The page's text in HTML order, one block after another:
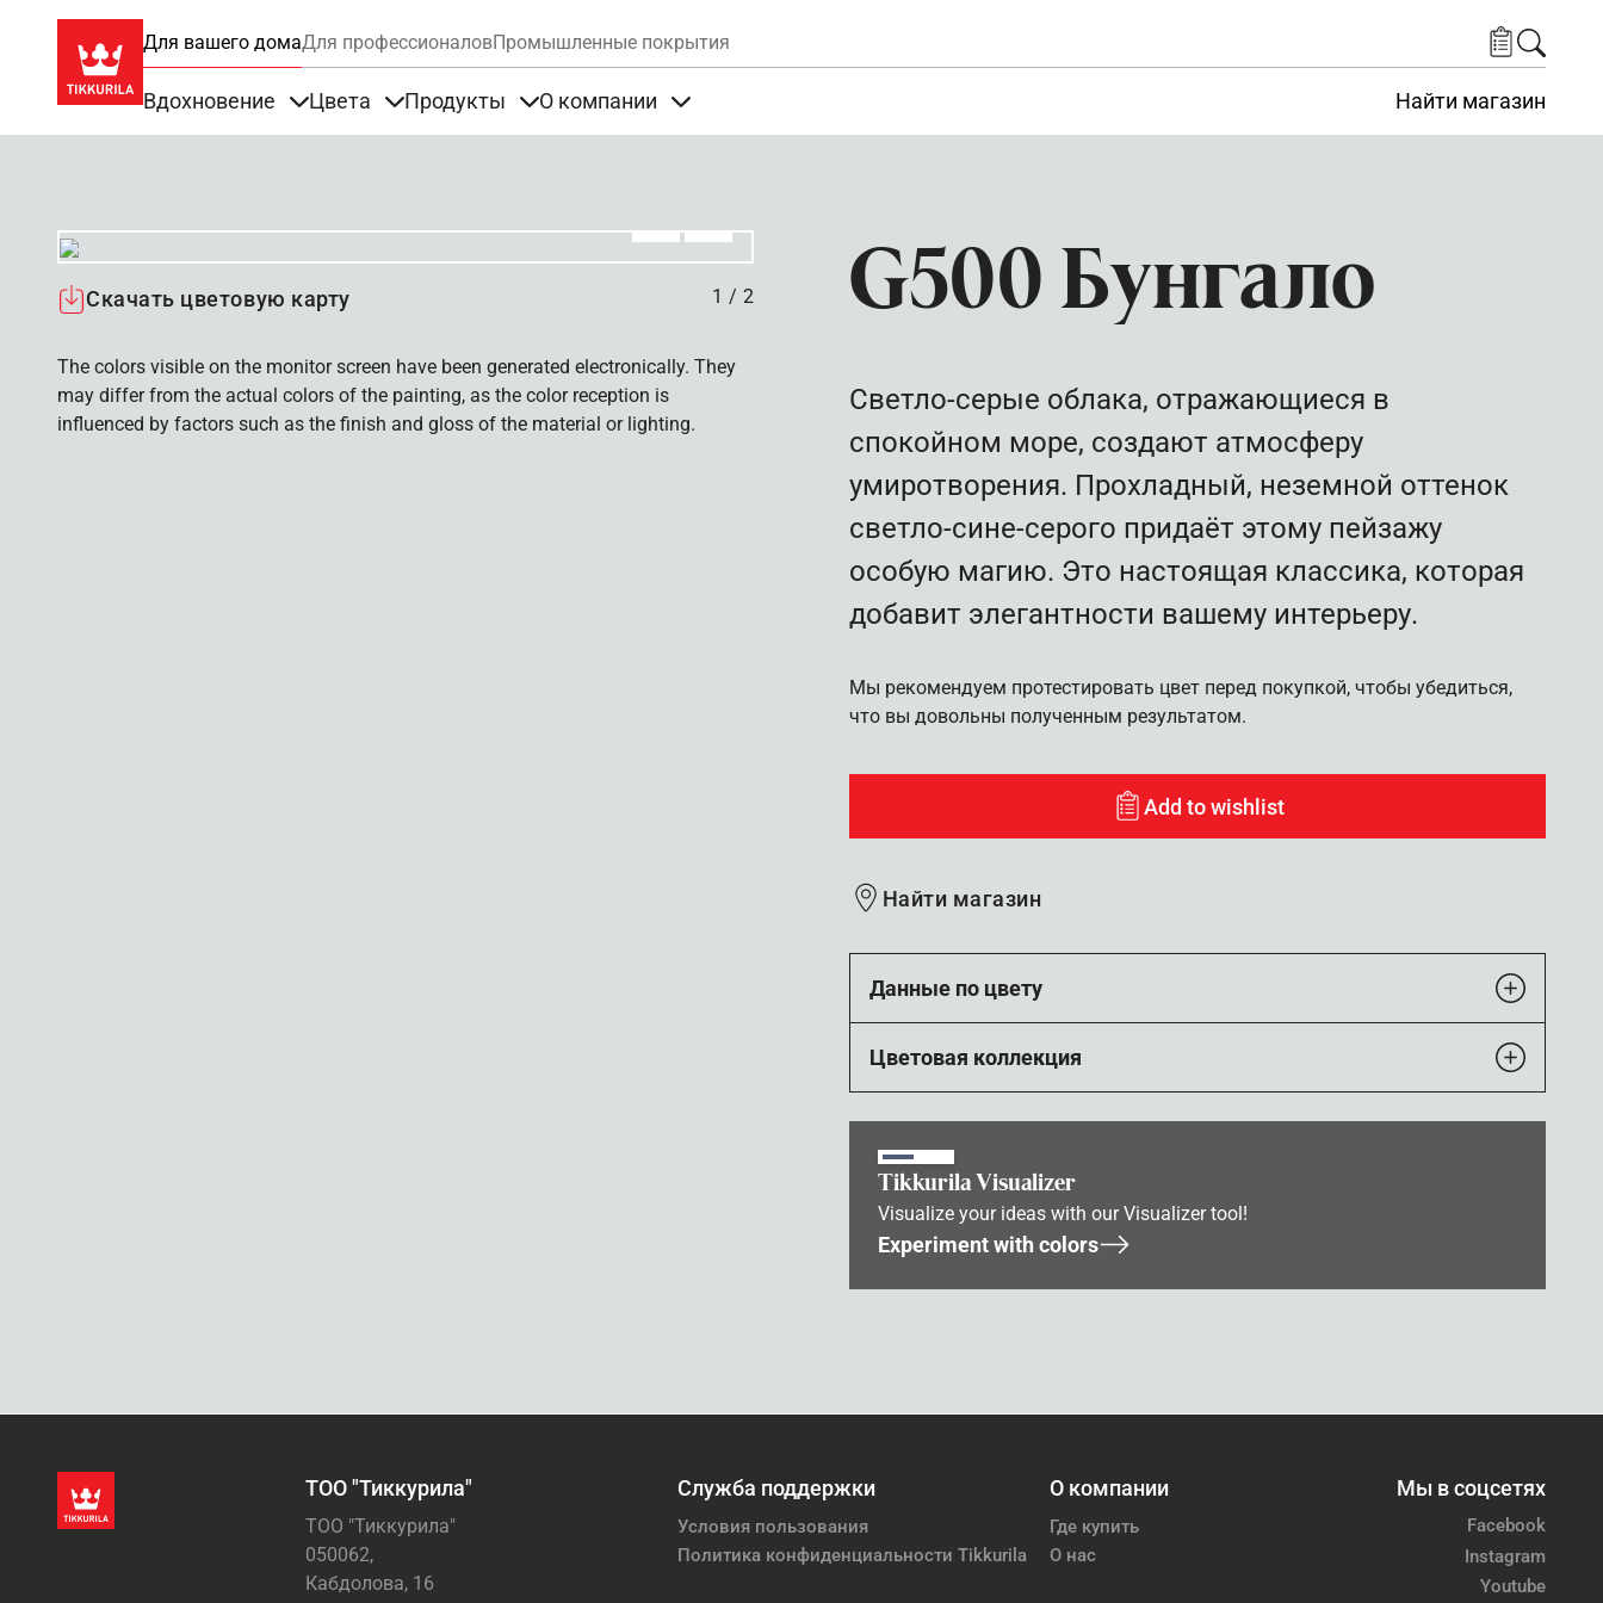
Для вашего домаДля профессионаловПромышленные покрытия
Вдохновение Цвета Продукты О компании Найти магазин
G500 Бунгало
Скачать цветовую карту 1 / 2
The colors visible on the monitor screen have been generated electronically. They
may differ from the actual colors of the painting, as the color reception is
influenced by factors such as the finish and gloss of the material or lighting.
Светло-серые облака, отражающиеся в
спокойном море, создают атмосферу
умиротворения. Прохладный, неземной оттенок
светло-сине-серого придаёт этому пейзажу
особую магию. Это настоящая классика, которая
добавит элегантности вашему интерьеру.
Мы рекомендуем протестировать цвет перед покупкой, чтобы убедиться,
что вы довольны полученным результатом.
Add to wishlist
Найти магазин
Данные по цвету
Цветовая коллекция
Tikkurila Visualizer
Visualize your ideas with our Visualizer tool!
Experiment with colors
ТОО "Тиккурила"
ТОО "Тиккурила"
050062,
Кабдолова, 16
Служба поддержки
Условия пользования
Политика конфиденциальности Tikkurila
О компании
Где купить
О нас
Мы в соцсетях
Facebook
Instagram
Youtube